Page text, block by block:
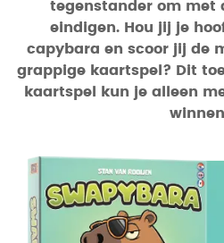
tegenstander om met
eindigen. Hou jij je
capybara en scoor jij de
grappige kaartspel? Dit
kaartspel kun je alleen